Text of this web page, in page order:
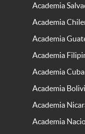
Academia
Academia
Academia
Academia
Academia
Academia
Academia
Academia